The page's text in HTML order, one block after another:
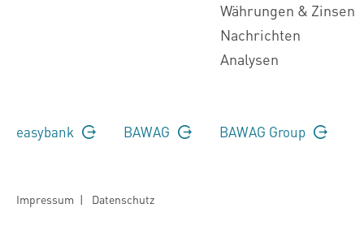
Währungen & Zinsen
Nachrichten
Analysen
easybank BAWAG BAWAG Group
Impressum | Datenschutz